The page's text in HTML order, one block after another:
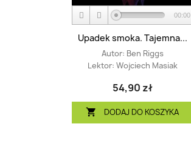
00:00
Upadek smoka. Tajemna...
Autor: Ben Riggs
Lektor: Wojciech Masiak
54,90 zł
 DODAJ DO KOSZYKA